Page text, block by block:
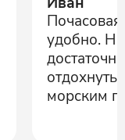
удобно.
отдохнуть
морским